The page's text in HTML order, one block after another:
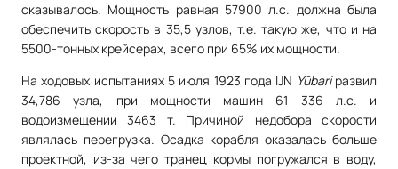
сказывалось. Мощность равная 57900 л.с. должна была
обеспечить скорость в 35,5 узлов, т.е. такую же, что и на
5500-тонных крейсерах, всего при 65% их мощности.
На ходовых испытаниях 5 июля 1923 года IJN Yūbariразвил
34,786 узла, при мощности машин 61 336 л.с. и
водоизмещении 3463 т. Причиной недобора скорости
являлась перегрузка. Осадка корабля оказалась больше
проектной, из-за чего транец кормы погружался в воду,